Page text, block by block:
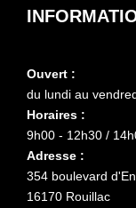
Ouvert :
du lundi au
Horaires :
9h00 - 12h30 /
Adresse :
354 boulevard
16170 Rouillac